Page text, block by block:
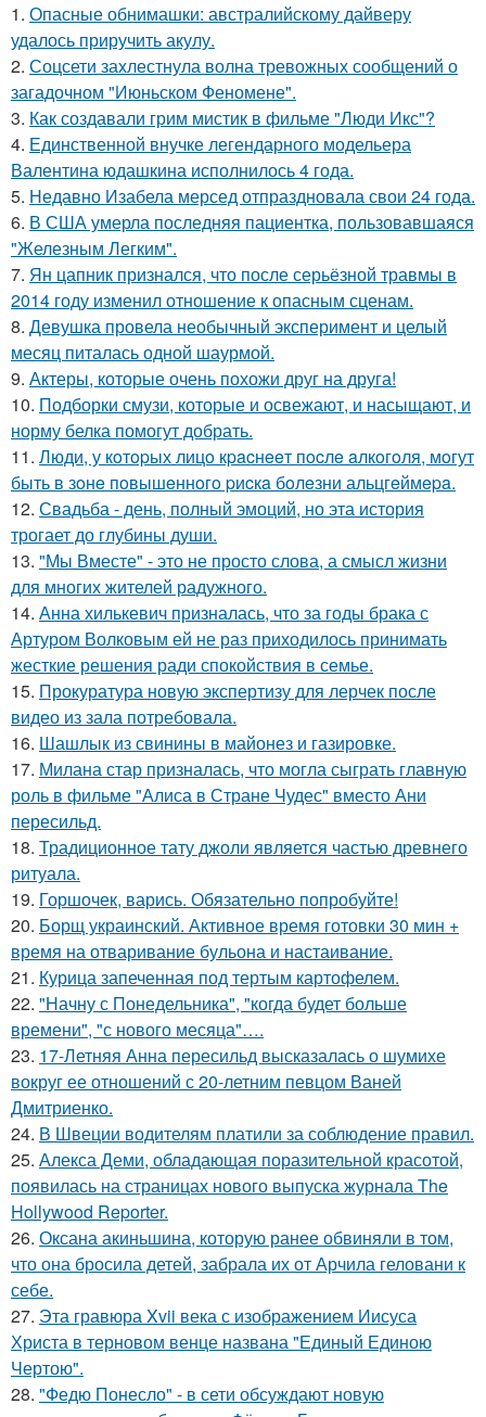
1. Опасные обнимашки: австралийскому дайверу
удалось приручить акулу.
2. Соцсети захлестнула волна тревожных сообщений о
загадочном "Июньском Феномене".
3. Как создавали грим мистик в фильме "Люди Икс"?
4. Единственной внучке легендарного модельера
Валентина юдашкина исполнилось 4 года.
5. Недавно Изабела мерсед отпраздновала свои 24 года.
6. В США умерла последняя пациентка, пользовавшаяся
"Железным Легким".
7. Ян цапник признался, что после серьёзной травмы в
2014 году изменил отношение к опасным сценам.
8. Девушка провела необычный эксперимент и целый
месяц питалась одной шаурмой.
9. Актеры, которые очень похожи друг на друга!
10. Подборки смузи, которые и освежают, и насыщают, и
норму белка помогут добрать.
11. Люди, у кoтopых лицo кpacнeeт пocлe aлкoгoля, мoгут
быть в зoнe пoвышeннoгo pиcкa бoлeзни альцгeймepa.
12. Свадьба - день, полный эмоций, но эта история
трогает до глубины души.
13. "Мы Вместе" - это не просто слова, а смысл жизни
для многих жителей радужного.
14. Анна хилькевич призналась, что за годы брака с
Артуром Волковым ей не раз приходилось принимать
жесткие решения ради спокойствия в семье.
15. Прокуратура новую экспертизу для лерчек после
видео из зала потребовала.
16. Шашлык из свинины в майонез и газировке.
17. Милана стар призналась, что могла сыграть главную
роль в фильме "Алиса в Стране Чудес" вместо Ани
пересильд.
18. Традиционное тату джоли является частью древнего
ритуала.
19. Горшочек, варись. Обязательно попробуйте!
20. Борщ украинский. Активное время готовки 30 мин +
время на отваривание бульона и настаивание.
21. Курица запеченная под тертым картофелем.
22. "Начну с Понедельника", "когда будет больше
времени", "с нового месяца"….
23. 17-Летняя Анна пересильд высказалась о шумихе
вокруг ее отношений с 20-летним певцом Ваней
Дмитриенко.
24. В Швеции водителям платили за соблюдение правил.
25. Алекса Деми, обладающая поразительной красотой,
появилась на страницах нового выпуска журнала The
Hollywood Reporter.
26. Оксана акиньшина, которую ранее обвиняли в том,
что она бросила детей, забрала их от Арчила геловани к
себе.
27. Эта гравюра Xvii века с изображением Иисуса
Христа в терновом венце названа "Единый Единою
Чертою".
28. "Федю Понесло" - в сети обсуждают новую